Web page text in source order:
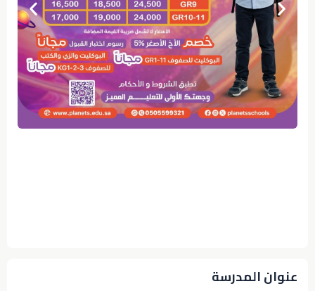
عنوان المدرسة